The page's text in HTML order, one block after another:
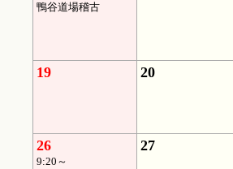
鴨谷道場稽古
19 20
26
9:20～
27